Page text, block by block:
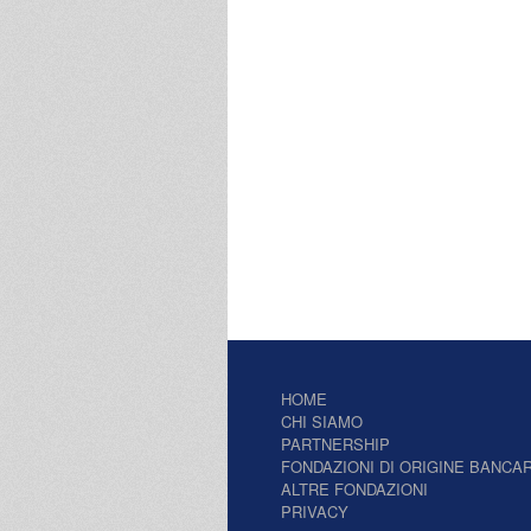
HOME
CHI SIAMO
PARTNERSHIP
FONDAZIONI DI ORIGINE
ALTRE FONDAZIONI
PRIVACY